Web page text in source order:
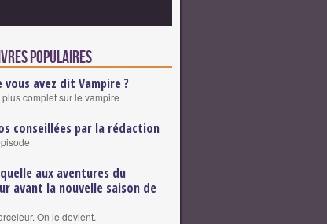
populaires
vous avez dit Vampire ?
complet sur le vampire
conseillées par la rédaction
aux aventures du
avant la nouvelle saison de
On le devient.